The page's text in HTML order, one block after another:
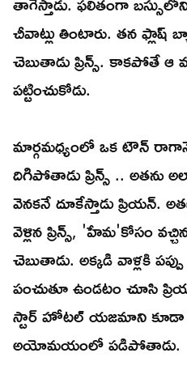
చీవాట్లు తింటారు. తన ఫ్లాష్
చెబుతాడు ప్రిన్స్. కాకపోతే ఆ
పట్టించుకోడు.
మార్గమధ్యంలో ఒక టౌన్
దిగిపోతాడు ప్రిన్స్ .. అతను
వెనకనే దూకేస్తాడు ప్రియన్.
వెళ్లిన ప్రిన్స్, 'హేమ'కోసం
చెబుతాడు. అక్కడి వాళ్లకి
పంచుతూ ఉండటం చూసి
స్టార్ హోటల్ యజమాని కూడా
అయోమయంలో పడిపోతాడు.